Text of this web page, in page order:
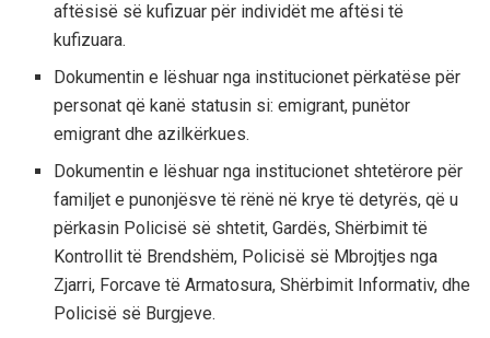
aftësisë së kufizuar për individët me aftësi të
kufizuara.
Dokumentin e lëshuar nga institucionet përkatëse për
personat që kanë statusin si: emigrant, punëtor
emigrant dhe azilkërkues.
Dokumentin e lëshuar nga institucionet shtetërore për
familjet e punonjësve të rënë në krye të detyrës, që u
përkasin Policisë së shtetit, Gardës, Shërbimit të
Kontrollit të Brendshëm, Policisë së Mbrojtjes nga
Zjarri, Forcave të Armatosura, Shërbimit Informativ, dhe
Policisë së Burgjeve.